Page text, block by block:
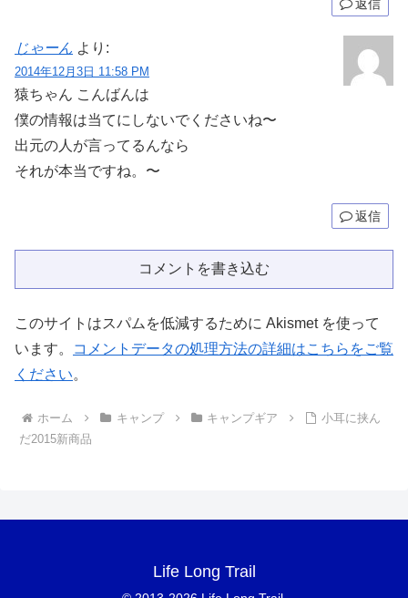
返信
じゃーん より:
2014年12月3日 11:58 PM
猿ちゃん こんばんは
僕の情報は当てにしないでくださいね〜
出元の人が言ってるんなら
それが本当ですね。〜
返信
コメントを書き込む
このサイトはスパムを低減するために Akismet を使って
います。
コメントデータの処理方法の詳細はこちらをご覧
ください。
ホーム キャンプ キャンプギア
小耳に挟ん
だ2015新商品
Life Long Trail